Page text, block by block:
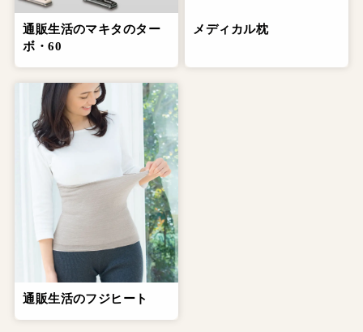
通販生活のマキタのター
ボ・60
メディカル枕
通販生活のフジヒート